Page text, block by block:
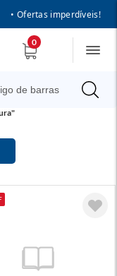
• Ofertas imperdíveis!
0